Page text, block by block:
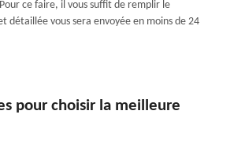
ce faire, il vous suffit de remplir le
détaillée vous sera envoyée en moins de 24
pour choisir la meilleure